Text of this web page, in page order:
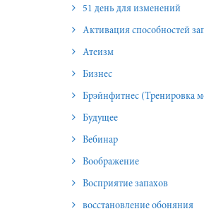
51 день для изменений
Активация способностей
Атеизм
Бизнес
Брэйнфитнес (Тренировка
Будущее
Вебинар
Воображение
Восприятие запахов
восстановление обоняния